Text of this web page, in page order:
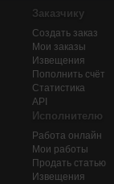
Заказчику
Создать заказ
Мои заказы
Извещения
Пополнить счёт
Статистика
API
Исполнителю
Работа онлайн
Мои работы
Продать статью
Извещения